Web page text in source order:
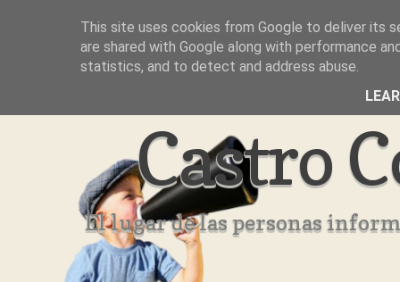
Inicio Aviso Legal Quienes Somos ??
Castro
El lugar de las personas
This site uses cookies from Google to deliver its
are shared with Google along with performance
statistics, and to detect and address abuse.